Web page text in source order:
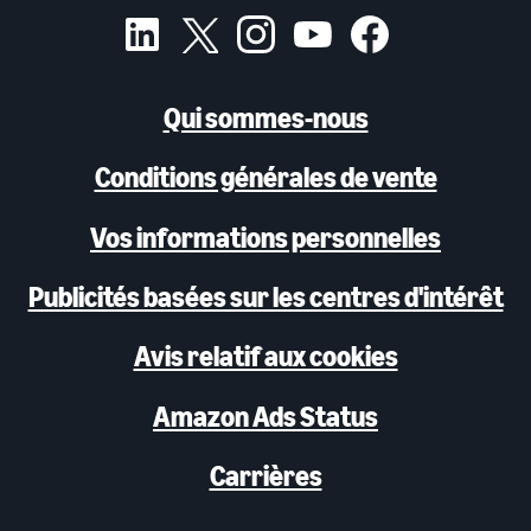
Qui sommes-nous
Conditions générales de vente
Vos informations personnelles
Publicités basées sur les centres d'intérêt
Avis relatif aux cookies
Amazon Ads Status
Carrières